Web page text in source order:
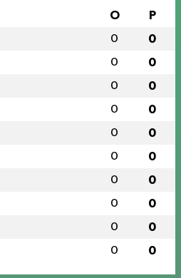
O P
0 0
0 0
0 0
0 0
0 0
0 0
0 0
0 0
0 0
0 0